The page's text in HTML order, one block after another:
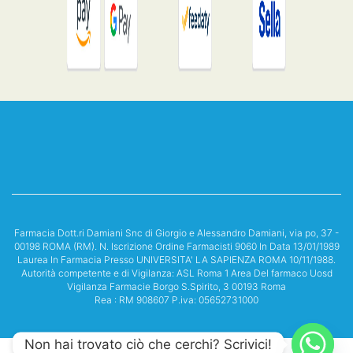
Farmacia Dott.ri Damiani Snc di Giorgio e Alessandro Damiani, via po, 37 -
00198 ROMA (RM). N. Iscrizione Ordine Farmacisti 9060 In Data 13/01/1989
Laurea In Farmacia Presso UNIVERSITA' LA SAPIENZA ROMA 10/11/1988.
Autorità competente e di Vigilanza: ASL Roma 1 Area Del farmaco Uosd
Vigilanza Farmacie Borgo S.Spirito, 3 00193 Roma
Rea : RM 908607 P.iva: 05652731000
Non hai trovato ciò che cerchi? Scrivici!